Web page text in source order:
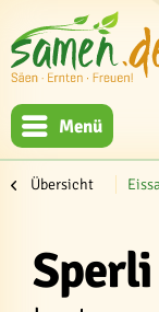
Menü
Übersicht